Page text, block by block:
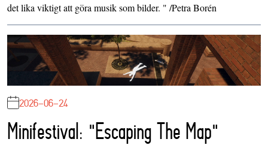
det lika viktigt att göra musik som bilder. " /Petra Borén
2026-06-24
Minifestival: "Escaping The Map"